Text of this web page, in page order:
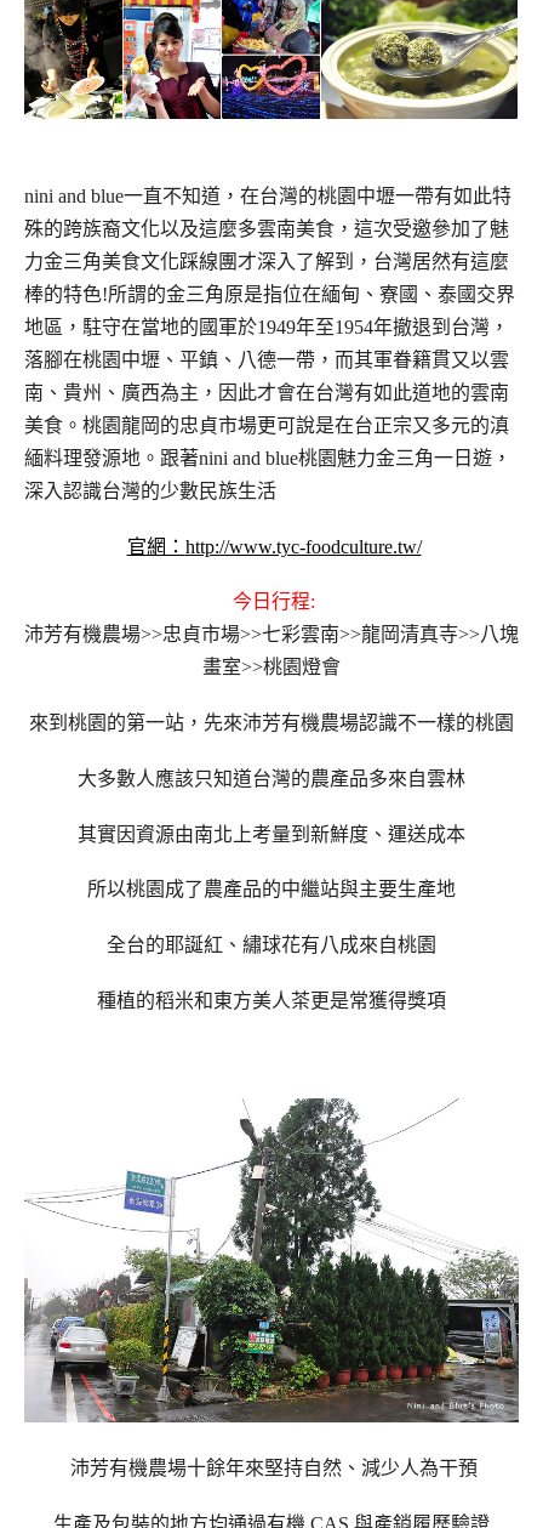
nini and blue一直不知道，在台灣的桃園中壢一帶有如此特
殊的跨族裔文化以及這麼多雲南美食，這次受邀參加了魅
力金三角美食文化踩線團才深入了解到，台灣居然有這麼
棒的特色!所謂的金三角原是指位在緬甸、寮國、泰國交界
地區，駐守在當地的國軍於1949年至1954年撤退到台灣，
落腳在桃園中壢、平鎮、八德一帶，而其軍眷籍貫又以雲
南、貴州、廣西為主，因此才會在台灣有如此道地的雲南
美食。桃園龍岡的忠貞市場更可說是在台正宗又多元的滇
緬料理發源地。跟著nini and blue桃園魅力金三角一日遊，
深入認識台灣的少數民族生活
官網： http://www.tyc-foodculture.tw/
今日行程:
沛芳有機農場>>忠貞市場>>七彩雲南>>龍岡清真寺>>八塊
畫室>>桃園燈會
來到桃園的第一站，先來沛芳有機農場認識不一樣的桃園
大多數人應該只知道台灣的農產品多來自雲林
其實因資源由南北上考量到新鮮度、運送成本
所以桃園成了農產品的中繼站與主要生產地
全台的耶誕紅、繡球花有八成來自桃園
種植的稻米和東方美人茶更是常獲得獎項
沛芳有機農場十餘年來堅持自然、 減少人為干預
生產及包裝的地方均通過有機 CAS 與產銷履歷驗證